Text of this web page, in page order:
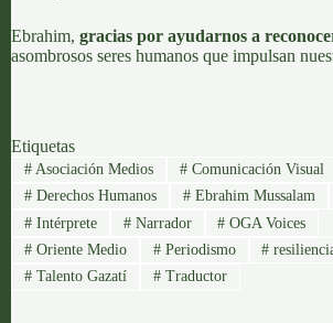
Ebrahim, gracias por ayudarnos a
asombrosos seres humanos que impulsan
Etiquetas
#Asociación Medios #Comunicación Visual
#Derechos Humanos #Ebrahim Mussalam
#Intérprete #Narrador # OGA Voices
#Oriente Medio #Periodismo #
#Talento Gazatí #Traductor